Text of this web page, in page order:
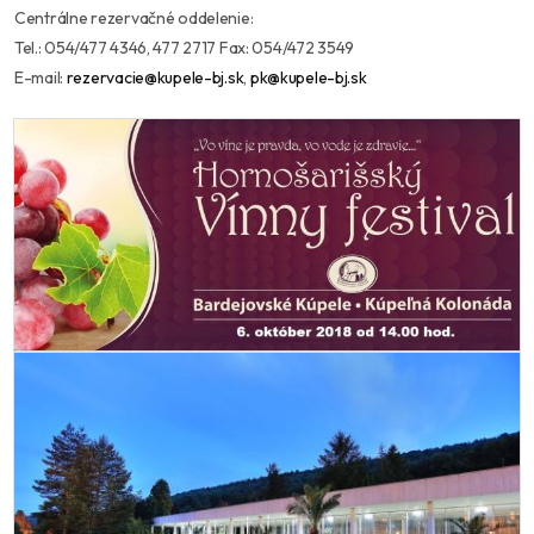
Centrálne rezervačné oddelenie:
Tel.: 054/477 4346, 477 2717 Fax: 054/472 3549
E-mail: rezervacie@kupele-bj.sk, pk@kupele-bj.sk